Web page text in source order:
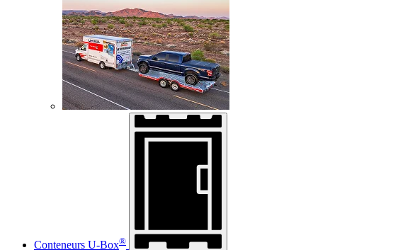
Conteneurs U-Box®